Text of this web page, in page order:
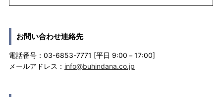
お問い合わせ連絡先
電話番号：03-6853-7771 [平日 9:00－17:00]
メールアドレス： info@buhindana.co.jp